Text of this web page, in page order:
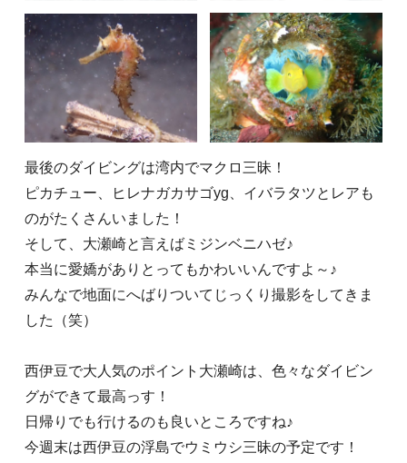
最後のダイビングは湾内でマクロ三昧！
ピカチュー、ヒレナガカサゴyg、イバラタツとレアも
のがたくさんいました！
そして、大瀬崎と言えばミジンベニハゼ♪
本当に愛嬌がありとってもかわいいんですよ～♪
みんなで地面にへばりついてじっくり撮影をしてきま
した（笑）
西伊豆で大人気のポイント大瀬崎は、色々なダイビン
グができて最高っす！
日帰りでも行けるのも良いところですね♪
今週末は西伊豆の浮島でウミウシ三昧の予定です！